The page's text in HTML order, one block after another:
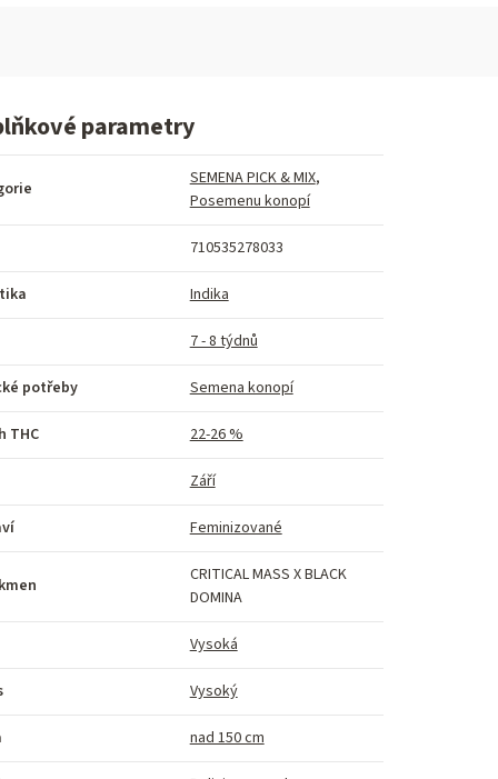
parametry
SEMENA PICK & MIX,
Posemenu konopí
710535278033
Indika
7 - 8 týdnů
potřeby Semena konopí
THC 22-26 %
Září
Feminizované
CRITICAL MASS X BLACK
DOMINA
Vysoká
Vysoký
nad 150 cm